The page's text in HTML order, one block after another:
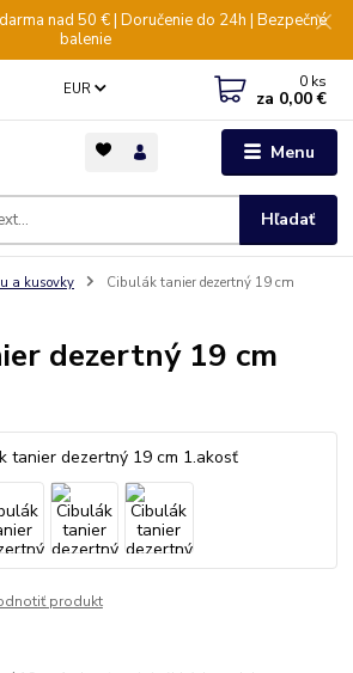
nad 50 € | Doručenie do 24h | Bezpečné
balenie
Menu
EUR
Hľadať
0 ks
za 0,00 €
a kusovky
Cibulák tanier dezertný 19 cm
dezertný 19 cm
produkt